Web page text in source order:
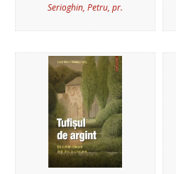
Serioghin, Petru, pr.